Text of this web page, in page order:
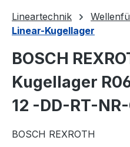
Lineartechnik
Linear-Kugellager
BOSCH
Kugellager
12 -DD-RT-
BOSCH REXROTH